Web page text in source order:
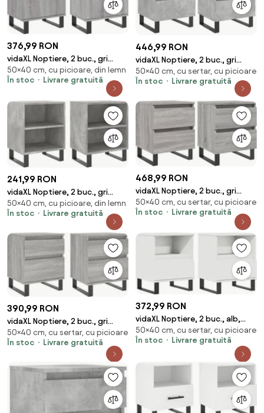
376,99 RON
vidaXL Noptiere, 2 buc., gri
sonoma, 40x30x50 cm, lemn
compozit
50×40 cm, cu picioare, din lemn
În stoc
Livrare gratuită
446,99 RON
vidaXL Noptiere, 2 buc., gri
beton, 40x35x50 cm, lemn
compozit
50×40 cm, cu sertar, cu picioare
În stoc
Livrare gratuită
241,99 RON
vidaXL Noptiere, 2 buc., gri
beton, 40x30x50 cm, lemn
compozit
50×40 cm, cu picioare, din lemn
În stoc
Livrare gratuită
468,99 RON
vidaXL Noptiere, 2 buc., gri
sonoma, 40x35x50 cm, lemn
compozit
50×40 cm, cu sertar, cu picioare
În stoc
Livrare gratuită
390,99 RON
vidaXL Noptiere, 2 buc., gri
sonoma, 40x35x50 cm, lemn
compozit
50×40 cm, cu sertar, cu picioare
În stoc
Livrare gratuită
372,99 RON
vidaXL Noptiere, 2 buc., alb,
40x35x50 cm, lemn compozit
50×40 cm, cu sertar, cu picioare
În stoc
Livrare gratuită